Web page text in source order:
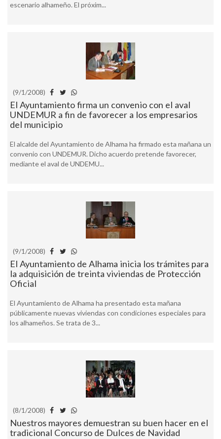
escenario alhameño. El próxim...
(9/1/2008)
El Ayuntamiento firma un convenio con el aval
UNDEMUR a fin de favorecer a los empresarios
del municipio
El alcalde del Ayuntamiento de Alhama ha firmado esta mañana un
convenio con UNDEMUR. Dicho acuerdo pretende favorecer,
mediante el aval de UNDEMU...
(9/1/2008)
El Ayuntamiento de Alhama inicia los trámites para
la adquisición de treinta viviendas de Protección
Oficial
El Ayuntamiento de Alhama ha presentado esta mañana
públicamente nuevas viviendas con condiciones especiales para
los alhameños. Se trata de 3...
(8/1/2008)
Nuestros mayores demuestran su buen hacer en el
tradicional Concurso de Dulces de Navidad